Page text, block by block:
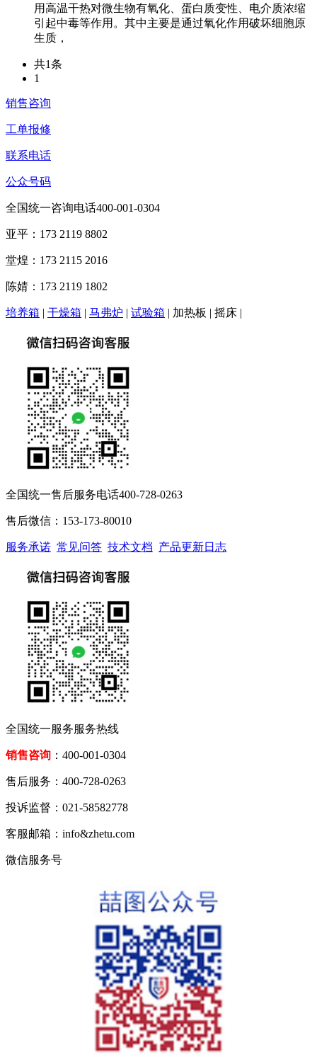
用高温干热对微生物有氧化、蛋白质变性、电介质浓缩
引起中毒等作用。其中主要是通过氧化作用破坏细胞原
生质，
共1条
1
销售咨询
工单报修
联系电话
公众号码
全国统一咨询电话400-001-0304
亚平：173 2119 8802
堂煌：173 2115 2016
陈婧：173 2119 1802
培养箱 干燥箱 马弗炉 试验箱 | 加热板 | 摇床 |
全国统一售后服务电话400-728-0263
售后微信：153-173-80010
服务承诺 常见问答 技术文档 产品更新日志
全国统一服务服务热线
销售咨询 ：400-001-0304
售后服务：400-728-0263
投诉监督：021-58582778
客服邮箱：info&zhetu.com
微信服务号